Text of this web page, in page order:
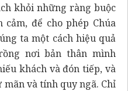
khỏi những ràng buộc
để cho phép Chúa
ta một cách hiệu quả
nơi bản thân mình
khách và đón tiếp, và
và tính quy ngã. Chỉ